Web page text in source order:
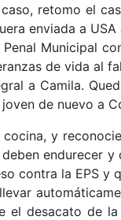
retomo el
enviada a
Municipal
de vida al
a Camila.
de nuevo a
y
endurecer
contra la EPS y
el desacato de